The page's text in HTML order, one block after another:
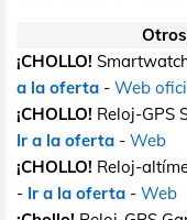
¡CHOLLO!
a la oferta - Web
¡CHOLLO! Reloj-GPS
Ir a la oferta - Web
¡CHOLLO! Reloj-
- Ir a la oferta - Web